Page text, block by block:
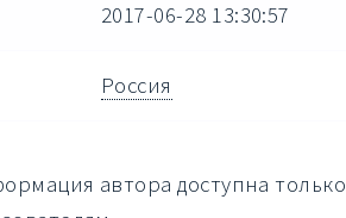
2017-06-28 13:30:57
Россия
автора доступна только